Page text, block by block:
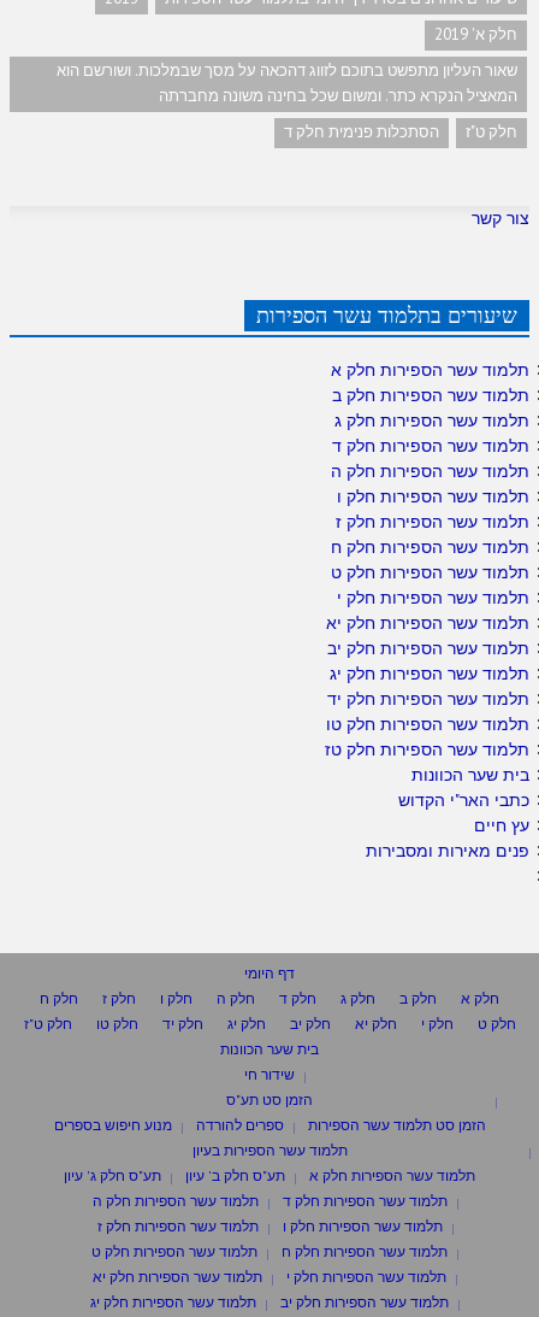
חלק א' 2019
שאור העליון מתפשט בתוכם לזווג דהכאה על מסך שבמלכות. ושורשם הוא
המאציל הנקרא כתר. ומשום שכל בחינה משונה מחברתה
חלק ט"ז
הסתכלות פנימית חלק ד
צור קשר
שיעורים בתלמוד עשר הספירות
תלמוד עשר הספירות חלק א
תלמוד עשר הספירות חלק ב
תלמוד עשר הספירות חלק ג
תלמוד עשר הספירות חלק ד
תלמוד עשר הספירות חלק ה
תלמוד עשר הספירות חלק ו
תלמוד עשר הספירות חלק ז
תלמוד עשר הספירות חלק ח
תלמוד עשר הספירות חלק ט
תלמוד עשר הספירות חלק י
תלמוד עשר הספירות חלק יא
תלמוד עשר הספירות חלק יב
תלמוד עשר הספירות חלק יג
תלמוד עשר הספירות חלק יד
תלמוד עשר הספירות חלק טו
תלמוד עשר הספירות חלק טז
בית שער הכוונות
כתבי האר"י הקדוש
עץ חיים
פנים מאירות ומסבירות
דף היומי
חלק א
חלק ב חלק ג חלק ד חלק ה חלק ו חלק ז
חלק ח
חלק ט
חלק י חלק יא חלק יב חלק יג חלק יד חלק טו
חלק ט"ז
בית שער הכוונות
שידור חי
הזמן סט תע"ס
הזמן סט תלמוד עשר הספירות
ספרים להורדה
מנוע חיפוש בספרים
תלמוד עשר הספירות בעיון
תלמוד עשר הספירות חלק א
תע"ס חלק ב' עיון
תע"ס חלק ג' עיון
תלמוד עשר הספירות חלק ד
תלמוד עשר הספירות חלק ה
תלמוד עשר הספירות חלק ו
תלמוד עשר הספירות חלק ז
תלמוד עשר הספירות חלק ח
תלמוד עשר הספירות חלק ט
תלמוד עשר הספירות חלק י
תלמוד עשר הספירות חלק יא
תלמוד עשר הספירות חלק יב
תלמוד עשר הספירות חלק יג